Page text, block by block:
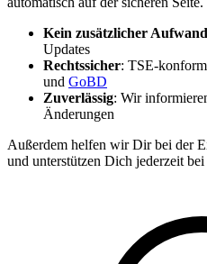
Kein zusätzlicher Aufwand
Updates
Rechtssicher: TSE-
und GoBD
Zuverlässig: Wir
Änderungen
Außerdem helfen wir Dir bei der
und unterstützen Dich jederzeit